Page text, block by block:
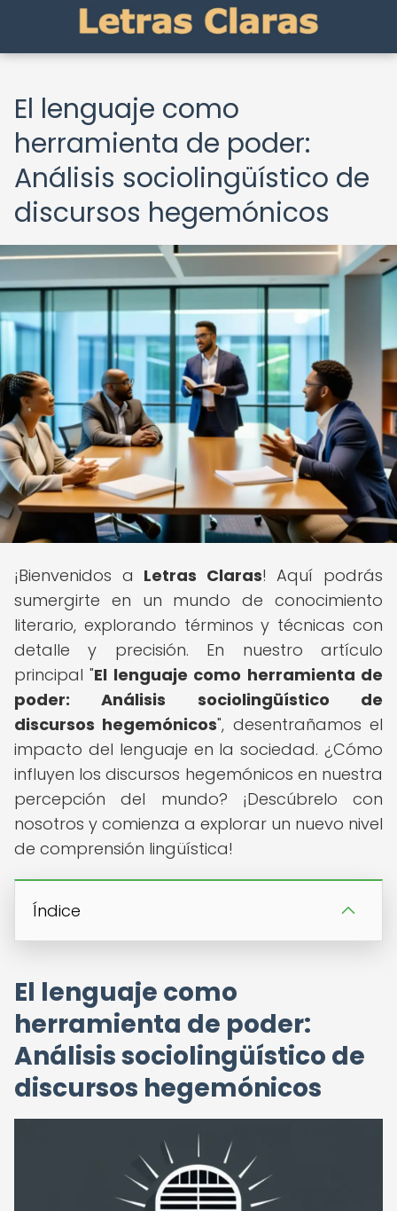
El lenguaje como
herramienta de poder:
Análisis sociolingüístico de
discursos hegemónicos
¡Bienvenidos a Letras Claras! Aquí podrás
sumergirte en un mundo de conocimiento
literario, explorando términos y técnicas con
detalle y precisión. En nuestro artículo
principal "El lenguaje como herramienta de
poder: Análisis sociolingüístico de
discursos hegemónicos", desentrañamos el
impacto del lenguaje en la sociedad. ¿Cómo
influyen los discursos hegemónicos en nuestra
percepción del mundo? ¡Descúbrelo con
nosotros y comienza a explorar un nuevo nivel
de comprensión lingüística!
Índice
El lenguaje como
herramienta de poder:
Análisis sociolingüístico de
discursos hegemónicos